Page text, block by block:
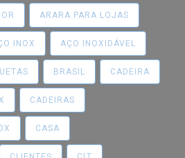
ARARA PARA LOJAS
INOX AÇO INOXIDÁVEL
BRASIL CADEIRA
CADEIRAS
CASA